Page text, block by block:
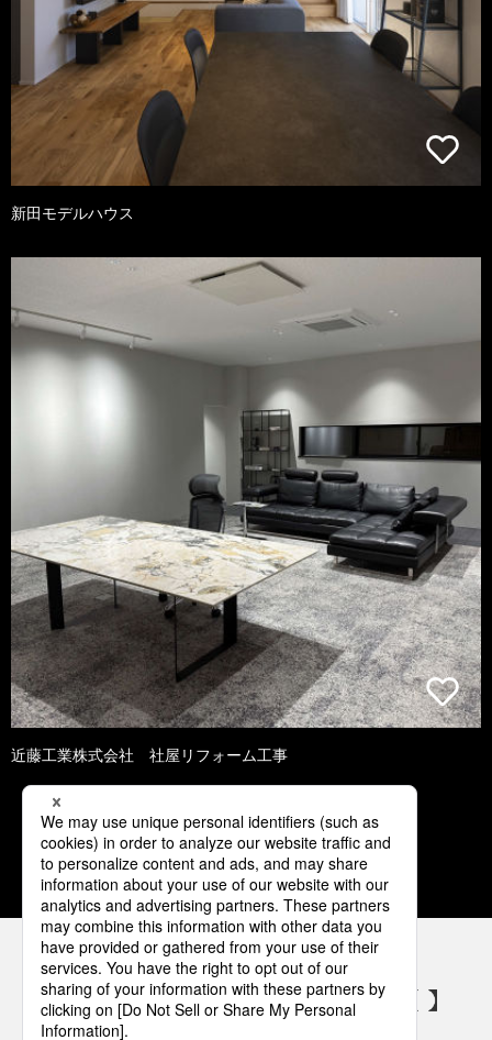
新田モデルハウス
近藤工業株式会社 社屋リフォーム工事
1 2 3 4 5
パナソニックの電気設備 SNSアカウント